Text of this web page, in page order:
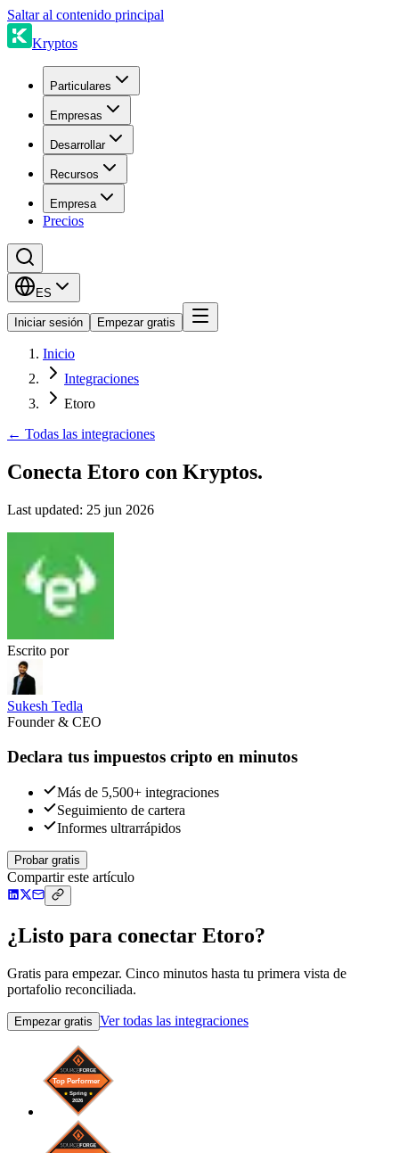
Saltar al contenido principal
Kryptos
Particulares
Empresas
Desarrollar
Recursos
Empresa
Precios
ES
Iniciar sesión Empezar gratis
Inicio
Integraciones
Etoro
← Todas las integraciones
Conecta Etoro con Kryptos.
Last updated: 25 jun 2026
Escrito por
Sukesh Tedla
Founder & CEO
Declara tus impuestos cripto en minutos
Más de 5,500+ integraciones
Seguimiento de cartera
Informes ultrarrápidos
Probar gratis
Compartir este artículo
¿Listo para conectar Etoro?
Gratis para empezar. Cinco minutos hasta tu primera vista de
portafolio reconciliada.
Empezar gratis Ver todas las integraciones